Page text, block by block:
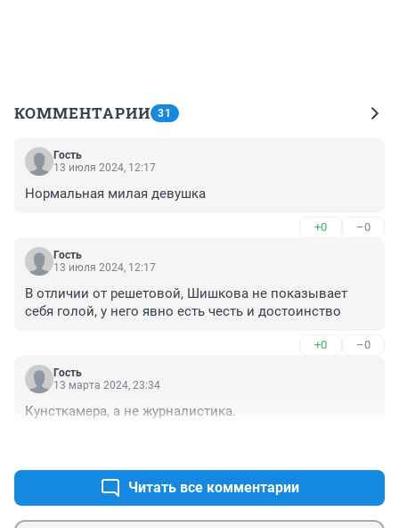
КОММЕНТАРИИ 31
Гость
13 июля 2024, 12:17
Нормальная милая девушка
+0 –0
Гость
13 июля 2024, 12:17
В отличии от решетовой, Шишкова не показывает
себя голой, у него явно есть честь и достоинство
+0 –0
Гость
13 марта 2024, 23:34
Кунсткамера, а не журналистика.
Читать все комментарии